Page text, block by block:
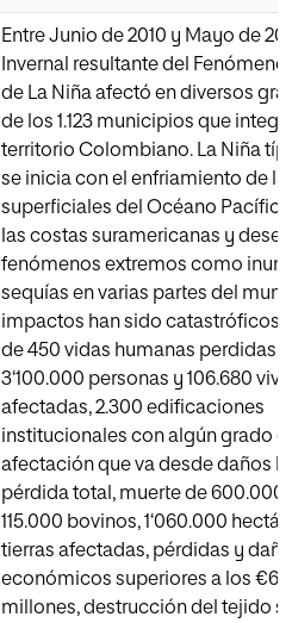
Entre Junio de 2010 y Mayo de
Invernal resultante del
de La Niña afectó en diversos
de los 1.123 municipios que
territorio Colombiano. La Niña
se inicia con el enfriamiento de
superficiales del Océano
las costas suramericanas y
fenómenos extremos como
sequías en varias partes del
impactos han sido catastróficos,
de 450 vidas humanas perdidas,
3‘100.000 personas y 106.680
afectadas, 2.300 edificaciones
institucionales con algún grado
afectación que va desde daños
pérdida total, muerte de 600.000
115.000 bovinos, 1‘060.000
tierras afectadas, pérdidas y
económicos superiores a los
millones, destrucción del tejido